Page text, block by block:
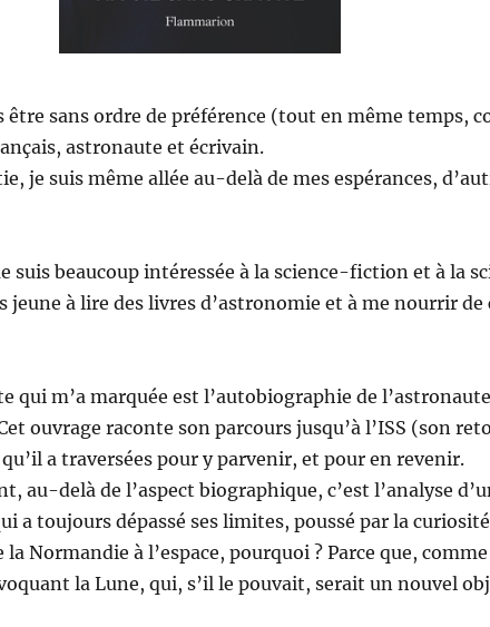
être sans ordre de préférence (tout en même temps,
astronaute et écrivain.
je suis même allée au-delà de mes espérances,
suis beaucoup intéressée à la science-fiction et à la
jeune à lire des livres d’astronomie et à me nourrir de
qui m’a marquée est l’autobiographie de
ouvrage raconte son parcours jusqu’à l’ISS (son
a traversées pour y parvenir, et pour en revenir.
au-delà de l’aspect biographique, c’est l’analyse
a toujours dépassé ses limites, poussé par la
Normandie à l’espace, pourquoi ? Parce que,
la Lune, qui, s’il le pouvait, serait un nouvel